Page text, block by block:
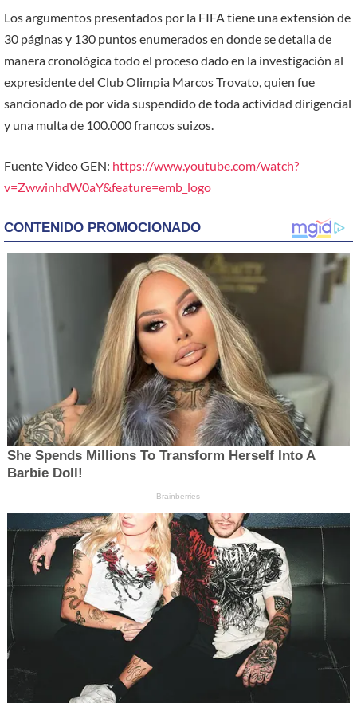
Los argumentos presentados por la FIFA tiene una extensión de
30 páginas y 130 puntos enumerados en donde se detalla de
manera cronológica todo el proceso dado en la investigación al
expresidente del Club Olimpia Marcos Trovato, quien fue
sancionado de por vida suspendido de toda actividad dirigencial
y una multa de 100.000 francos suizos.
Fuente Video GEN: https://www.youtube.com/watch?
v=ZwwinhdW0aY&feature=emb_logo